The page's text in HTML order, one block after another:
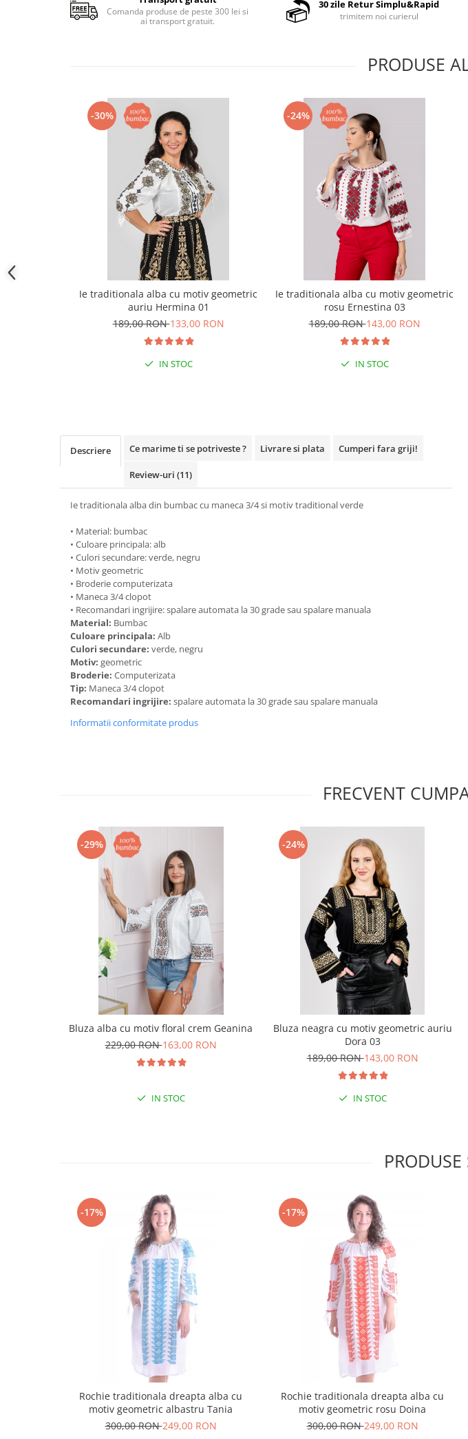
Comanda produse de peste 300 lei si
ai transport gratuit.
30 zile Retur Simplu&Rapid
trimitem noi curierul
PRODUSE
-30%
Ie traditionala alba cu motiv geometric
auriu Hermina 01
189,00 RON133,00 RON
IN STOC
-24%
Ie traditionala alba cu motiv geometric
rosu Ernestina 03
189,00 RON143,00 RON
IN STOC
Descriere Ce marime ti se potriveste ? Livrare si plata Cumperi fara griji!
Review-uri (11)
Ie traditionala alba din bumbac cu maneca 3/4 si motiv traditional verde
• Material: bumbac
• Culoare principala: alb
• Culori secundare: verde, negru
• Motiv geometric
• Broderie computerizata
• Maneca 3/4 clopot
• Recomandari ingrijire: spalare automata la 30 grade sau spalare manuala
Material: Bumbac
Culoare principala: Alb
Culori secundare: verde, negru
Motiv: geometric
Broderie: Computerizata
Tip: Maneca 3/4 clopot
Recomandari ingrijire: spalare automata la 30 grade sau spalare manuala
Informatii conformitate produs
FRECVENT
-29%
Bluza alba cu motiv floral crem Geanina
229,00 RON163,00 RON
IN STOC
-24%
Bluza neagra cu motiv geometric auriu
Dora 03
189,00 RON143,00 RON
IN STOC
-17%
Rochie traditionala dreapta alba cu
motiv geometric albastru Tania
300,00 RON249,00 RON
-17%
Rochie traditionala dreapta alba cu
motiv geometric rosu Doina
300,00 RON249,00 RON